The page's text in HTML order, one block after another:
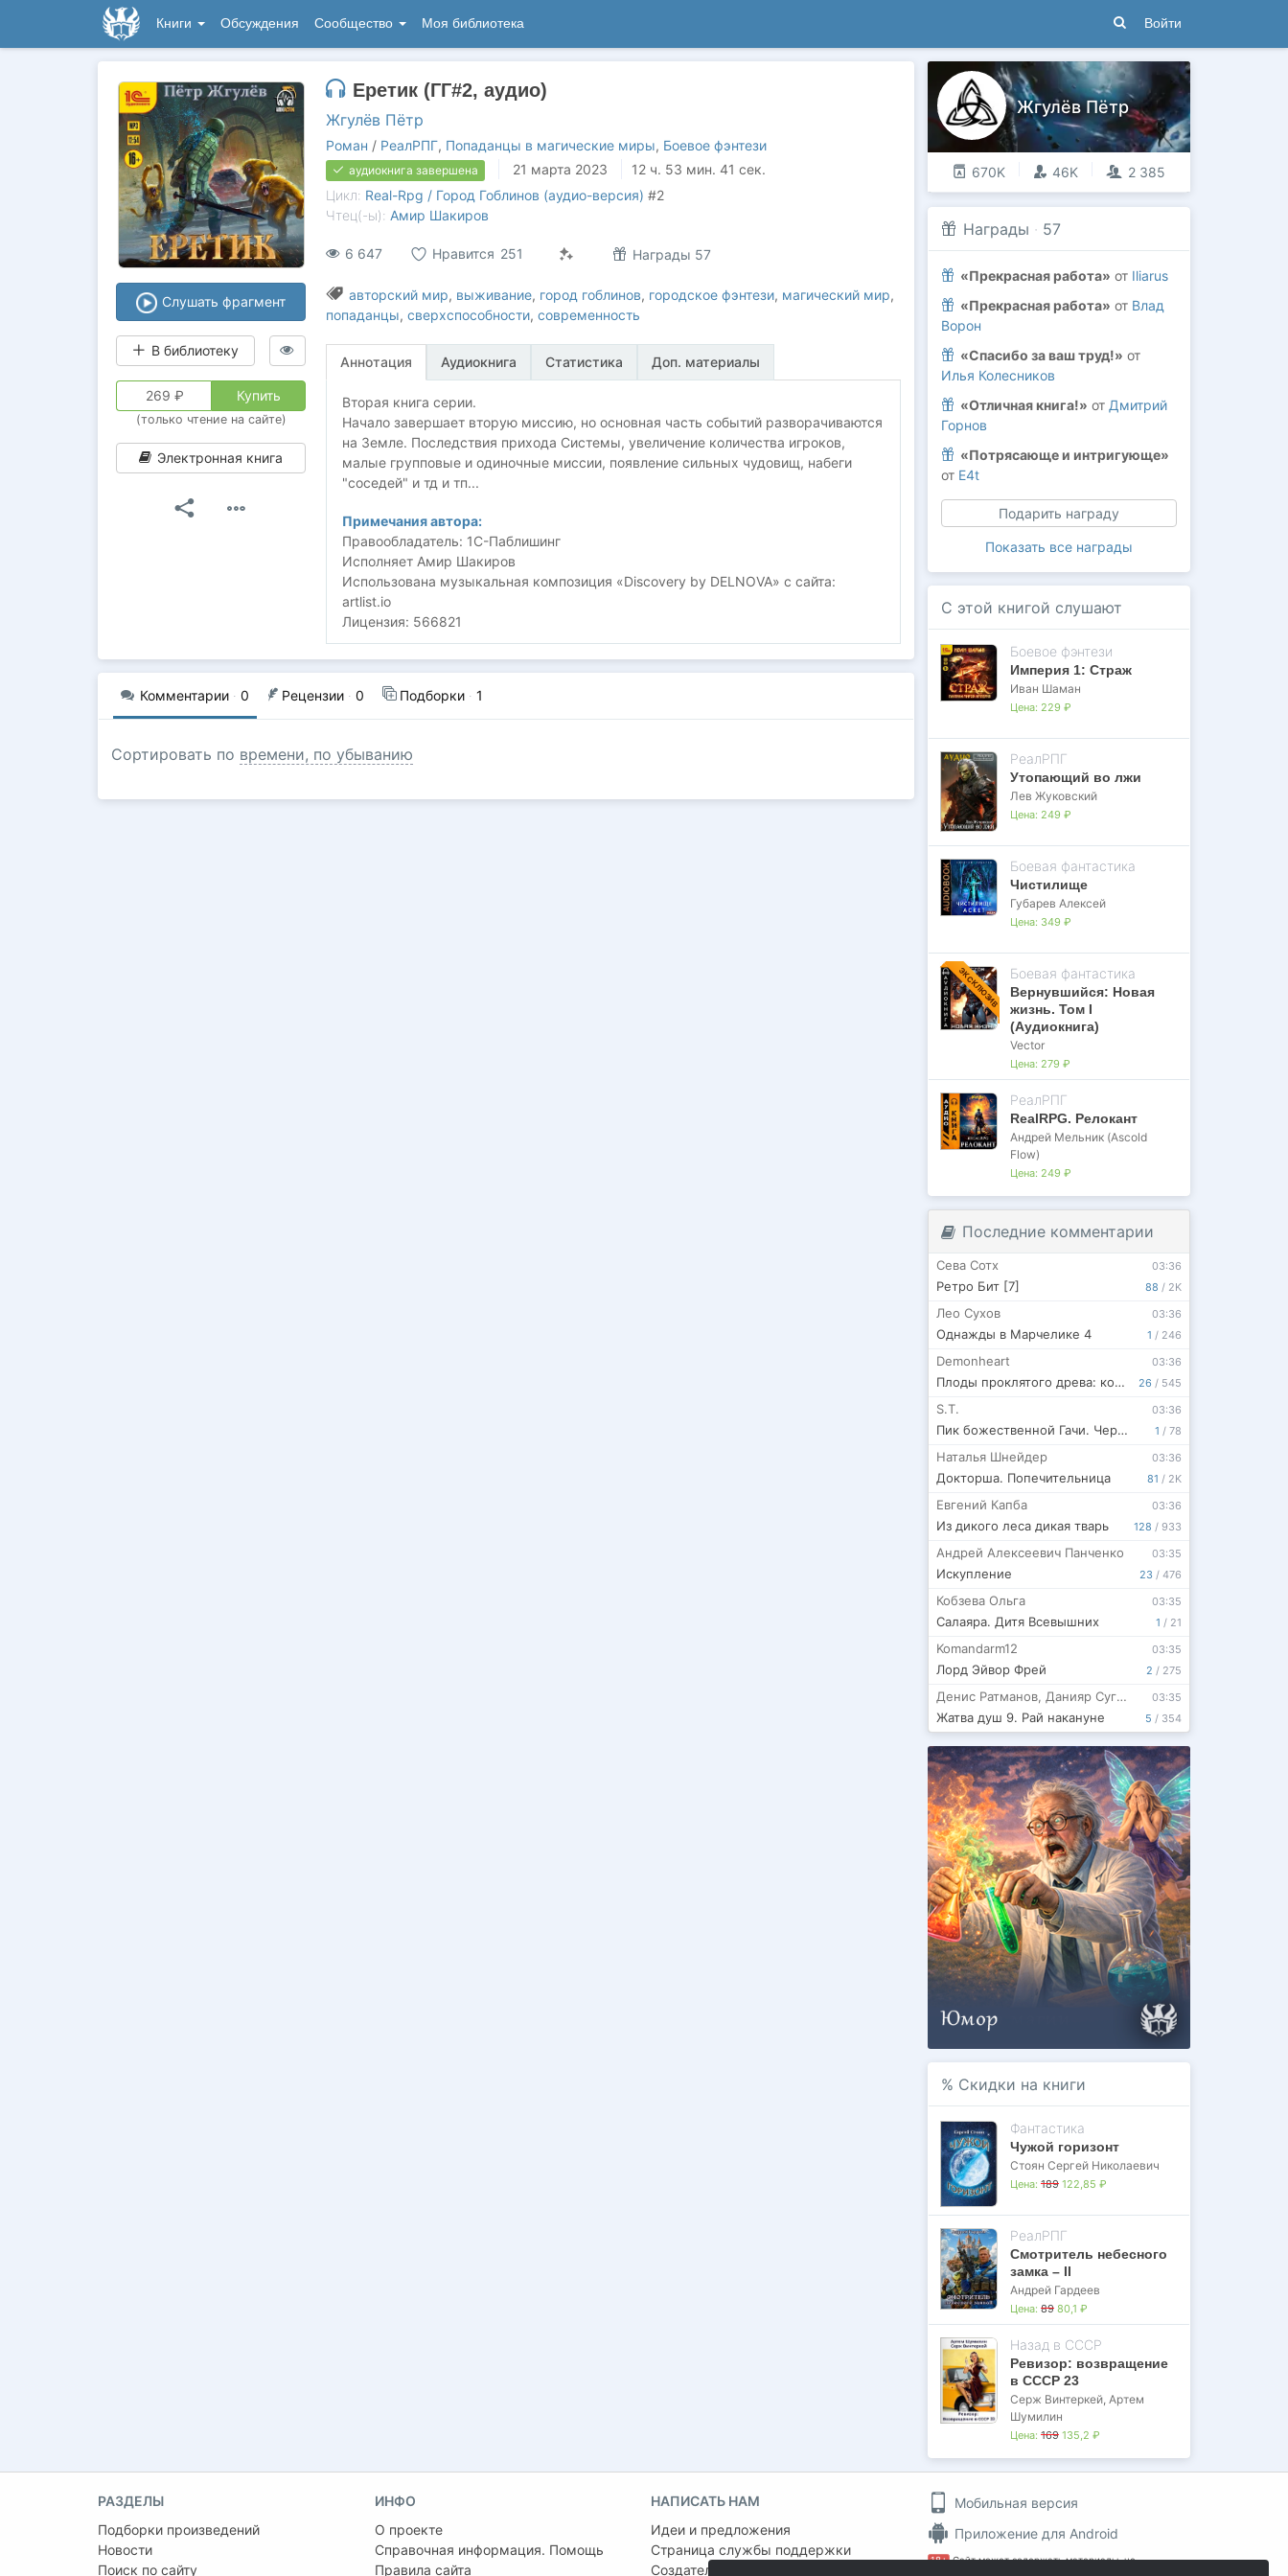
Книги Обсуждения Сообщество Моя библиотека Войти
Слушать фрагмент
В библиотеку
269 ₽ Купить
(только чтение на сайте)
Электронная книга
Еретик (ГГ#2, аудио)
Жгулёв Пётр
Роман / РеалРПГ, Попаданцы в магические миры, Боевое фэнтези
аудиокнига завершена 21 марта 2023
12 ч. 53 мин. 41 сек.
Цикл: Real-Rpg / Город Гоблинов (аудио-версия) #2
Чтец(-ы): Амир Шакиров
6 647 Нравится 251 Награды 57
авторский мир, выживание, город гоблинов, городское фэнтези, магический мир,
попаданцы, сверхспособности, современность
Аннотация Аудиокнига Статистика Доп. материалы
Вторая книга серии.
Начало завершает вторую миссию, но основная часть событий разворачиваются
на Земле. Последствия прихода Системы, увеличение количества игроков,
малые групповые и одиночные миссии, появление сильных чудовищ, набеги
"соседей" и тд и тп...
Примечания автора:
Правообладатель: 1С-Паблишинг
Исполняет Амир Шакиров
Использована музыкальная композиция «Discovery by DELNOVA» с сайта:
artlist.io
Лицензия: 566821
Комментарии · 0 Рецензии · 0 Подборки · 1
Сортировать по времени, по убыванию
Жгулёв Пётр
670K 46K 2 385
Награды · 57
«Прекрасная работа» от Iliarus
«Прекрасная работа» от Влад
Ворон
«Спасибо за ваш труд!» от
Илья Колесников
«Отличная книга!» от Дмитрий
Горнов
«Потрясающе и интригующе»
от E4t
Подарить награду
Показать все награды
С этой книгой слушают
Боевое фэнтези
Империя 1: Страж
Иван Шаман
Цена: 229 ₽
РеалРПГ
Утопающий во лжи
Лев Жуковский
Цена: 249 ₽
Боевая фантастика
Чистилище
Губарев Алексей
Цена: 349 ₽
ЭКСКЛЮЗИВ Боевая фантастика
Вернувшийся: Новая
жизнь. Том I
(Аудиокнига)
Vector
Цена: 279 ₽
РеалРПГ
RealRPG. Релокант
Андрей Мельник (Ascold
Flow)
Цена: 249 ₽
Последние комментарии
88 / 2K
03:36
Сева Сотх
Ретро Бит [7]
1 / 246
03:36
Лео Сухов
Однажды в Марчелике 4
26 / 545
03:36
Demonheart
Плоды проклятого древа: концовка, которой не было
1 / 78
03:36
S.T.
Пик божественной Гачи. Черновик
81 / 2K
03:36
Наталья Шнейдер
Докторша. Попечительница
128 / 933
03:36
Евгений Капба
Из дикого леса дикая тварь
23 / 476
03:35
Андрей Алексеевич Панченко
Искупление
1 / 21
03:35
Кобзева Ольга
Салаяра. Дитя Всевышних
2 / 275
03:35
Komandarm12
Лорд Эйвор Фрей
5 / 354
03:35
Денис Ратманов, Данияр Сугралинов
Жатва душ 9. Рай накануне
% Скидки на книги
Фантастика
Чужой горизонт
Стоян Сергей Николаевич
Цена: 189 122,85 ₽
РеалРПГ
Смотритель небесного
замка – II
Андрей Гардеев
Цена: 89 80,1 ₽
Назад в СССР
Ревизор: возвращение
в СССР 23
Серж Винтеркей, Артем
Шумилин
Цена: 169 135,2 ₽
РАЗДЕЛЫ
Подборки произведений
Новости
Поиск по сайту
ИНФО
О проекте
Справочная информация. Помощь
Правила сайта
НАПИСАТЬ НАМ
Идеи и предложения
Страница службы поддержки
Создатель проекта:
Мобильная версия
Приложение для Android
18+ Сайт может содержать материалы, не